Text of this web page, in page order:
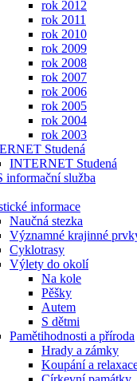
rok 2012
rok 2011
rok 2010
rok 2009
rok 2008
rok 2007
rok 2006
rok 2005
rok 2004
rok 2003
Studená
INTERNET Studená
informační služba
informace
Naučná stezka
Významné krajinné
Cyklotrasy
Výlety do okolí
Na kole
Pěšky
Autem
S dětmi
Pamětihodnosti a příroda
Hrady a zámky
Koupání a